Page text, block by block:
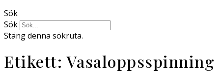
Sök
Sök
Stäng denna sökruta.
Etikett:Vasaloppsspinning